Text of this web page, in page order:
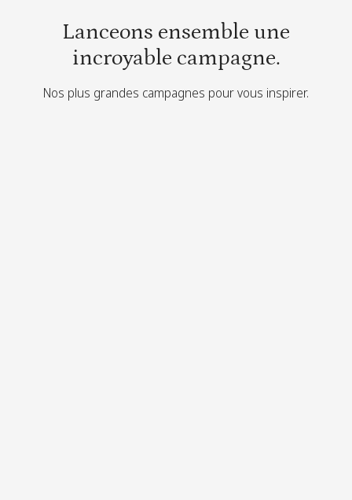
Lanceons ensemble une
incroyable campagne.
Nos plus grandes campagnes pour vous inspirer.